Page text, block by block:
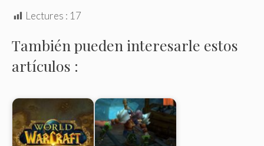
Lectures : 17
También pueden interesarle estos
artículos :